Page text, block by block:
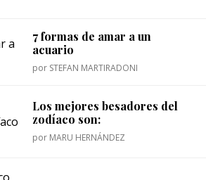
7 formas de amar a un
acuario
por STEFAN MARTIRADONI
Los mejores besadores del
zodíaco son:
por MARU HERNÁNDEZ